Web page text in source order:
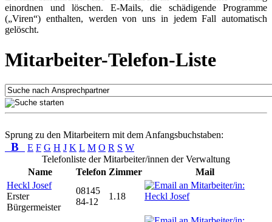
einordnen und löschen. E-Mails, die schädigende Programme
(„Viren“) enthalten, werden von uns in jedem Fall automatisch
gelöscht.
Mitarbeiter-Telefon-Liste
Sprung zu den Mitarbeitern mit dem Anfangsbuchstaben:
B E F G H J K L M O R S W
Telefonliste der Mitarbeiter/innen der Verwaltung
Name
Telefon Zimmer
Mail
Heckl Josef
Erster
Bürgermeister
08145
84-12
1.18